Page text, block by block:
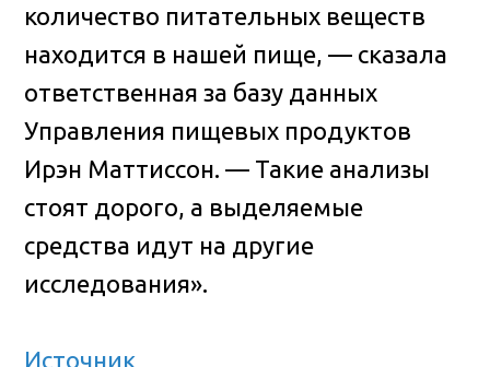
количество питательных веществ
находится в нашей пище, — сказала
ответственная за базу данных
Управления пищевых продуктов
Ирэн Маттиссон. — Такие анализы
стоят дорого, а выделяемые
средства идут на другие
исследования».
Источник